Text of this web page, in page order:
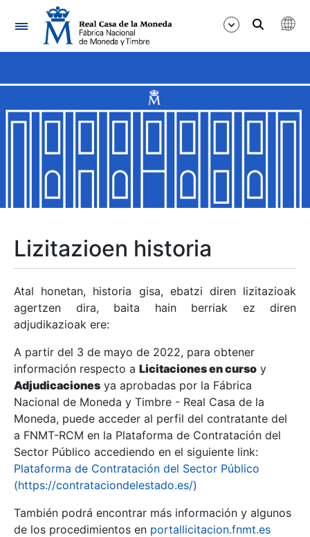
Nabigazioa
Erakutsi/Ezkutatu
Erakutsi/Ezkutatu
Erakutsi/Ezkutatu
Erakutsi/Ezkutatu
Erakutsi/Ezkutatu
Erakutsi/Ezkutatu
Erakutsi/Ezkutatu
Lizitazioen historia
Atal honetan, historia gisa, ebatzi diren lizitazioak
agertzen dira, baita hain berriak ez diren
adjudikazioak ere:
A partir del 3 de mayo de 2022, para obtener
información respecto a Licitaciones en curso y
Adjudicaciones ya aprobadas por la Fábrica
Nacional de Moneda y Timbre - Real Casa de la
Moneda, puede acceder al perfil del contratante del
a FNMT-RCM en la Plataforma de Contratación del
Sector Público accediendo en el siguiente link:
Plataforma de Contratación del Sector Público
(https://contrataciondelestado.es/)
También podrá encontrar más información y algunos
de los procedimientos en portallicitacion.fnmt.es